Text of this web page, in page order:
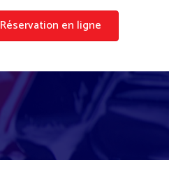
Réservation en ligne